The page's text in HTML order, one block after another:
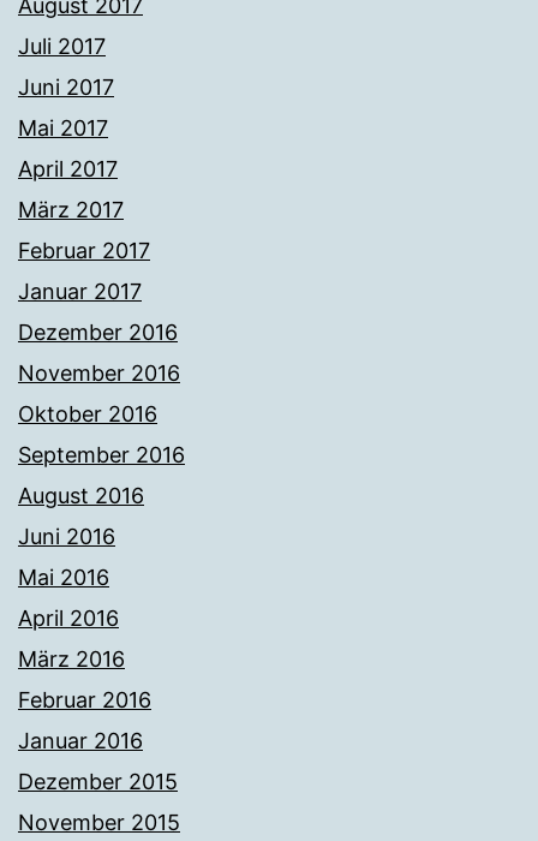
August 2017
Juli 2017
Juni 2017
Mai 2017
April 2017
März 2017
Februar 2017
Januar 2017
Dezember 2016
November 2016
Oktober 2016
September 2016
August 2016
Juni 2016
Mai 2016
April 2016
März 2016
Februar 2016
Januar 2016
Dezember 2015
November 2015